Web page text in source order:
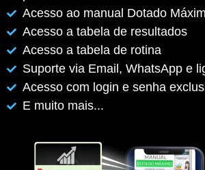
Acesso ao manual Dotado
Acesso a tabela de resultados
Acesso a tabela de rotina
Suporte via Email, WhatsApp e
Acesso com login e senha
E muito mais...